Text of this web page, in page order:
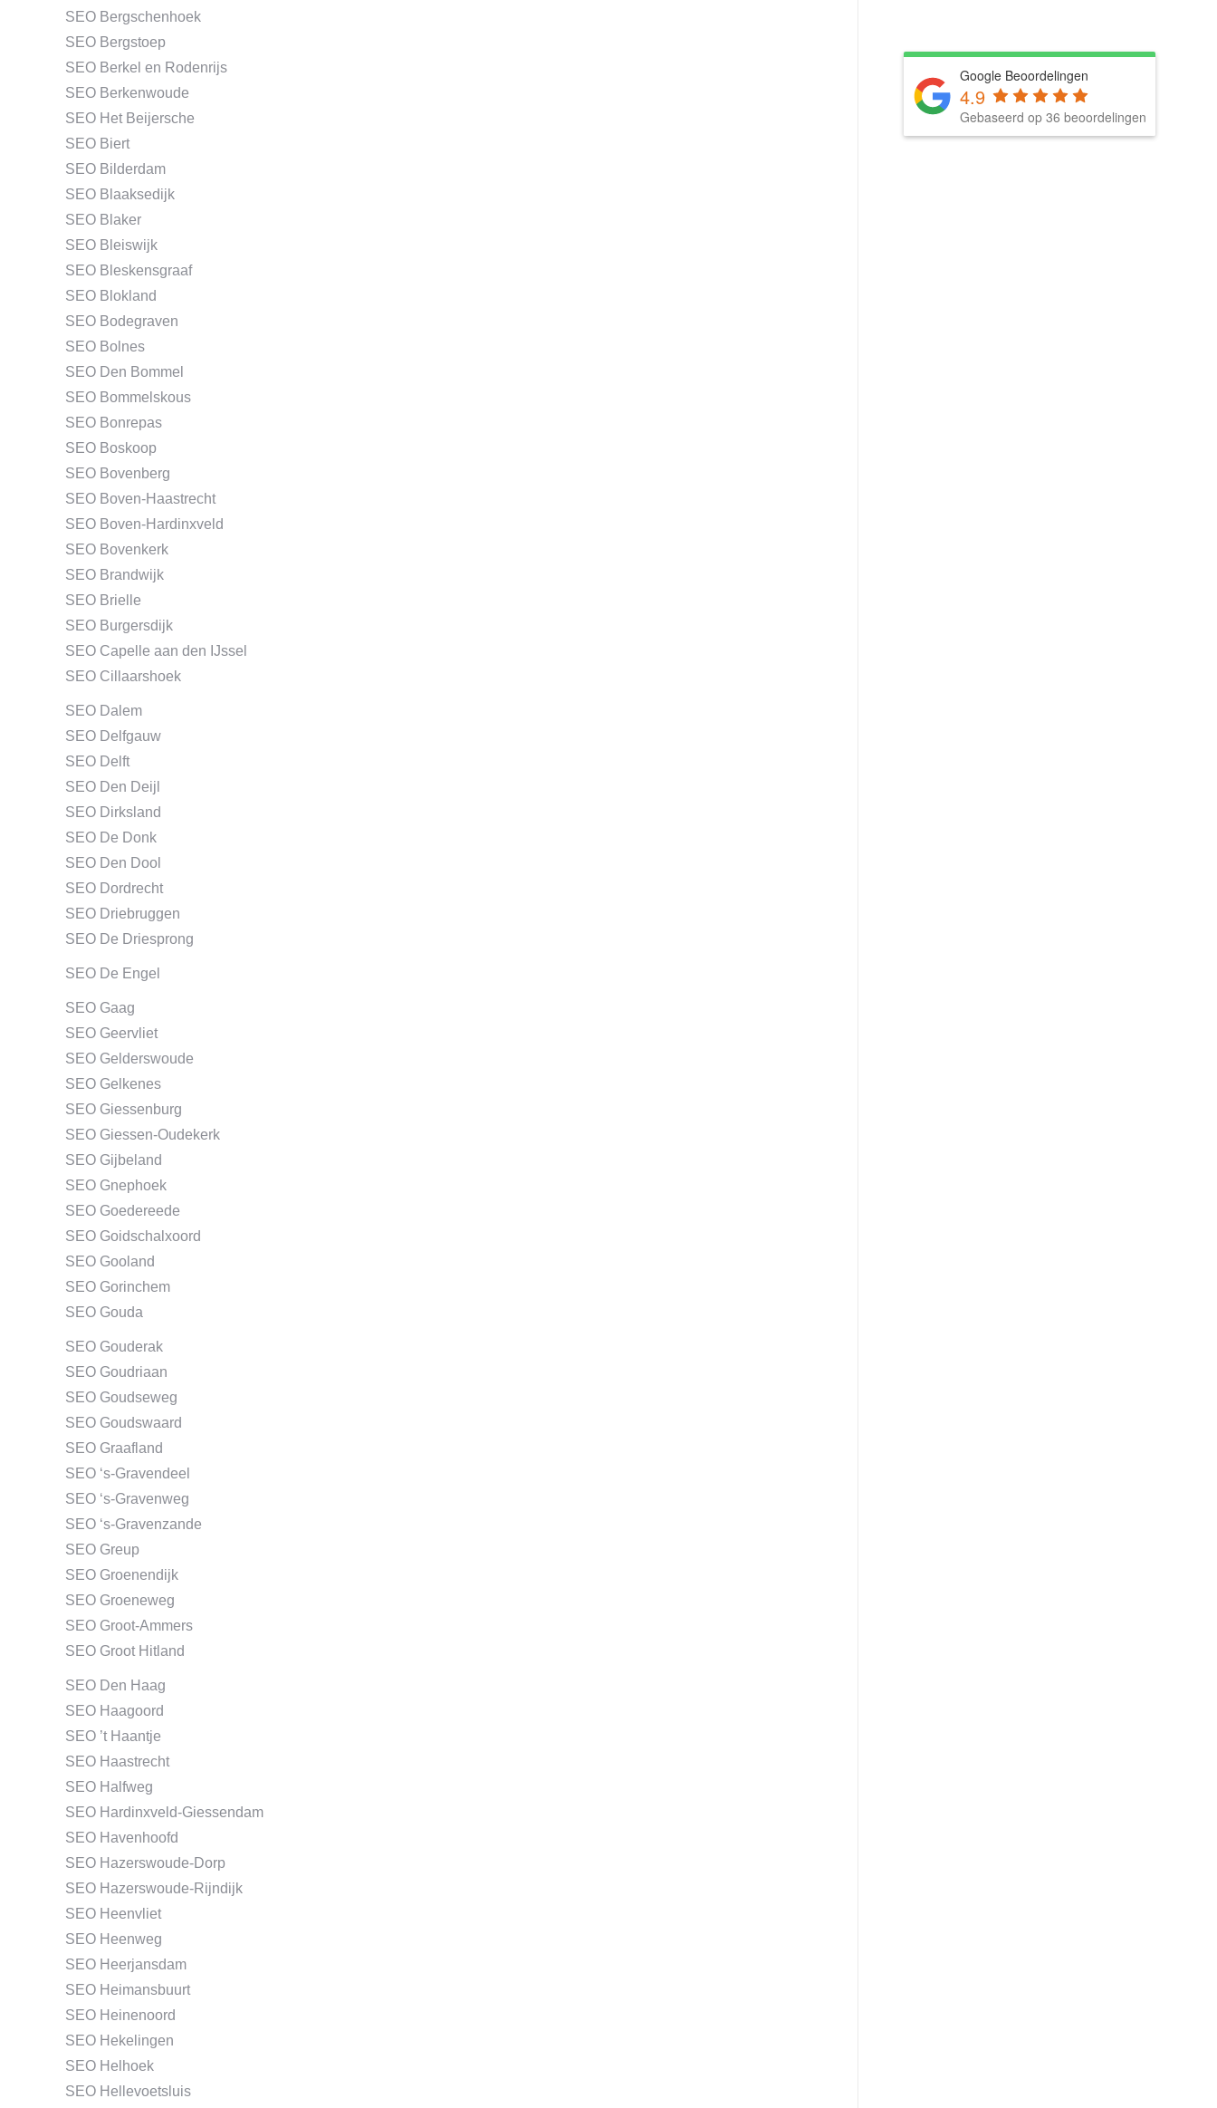
SEO Bergschenhoek
SEO Bergstoep
SEO Berkel en Rodenrijs
SEO Berkenwoude
SEO Het Beijersche
SEO Biert
SEO Bilderdam
SEO Blaaksedijk
SEO Blaker
SEO Bleiswijk
SEO Bleskensgraaf
SEO Blokland
SEO Bodegraven
SEO Bolnes
SEO Den Bommel
SEO Bommelskous
SEO Bonrepas
SEO Boskoop
SEO Bovenberg
SEO Boven-Haastrecht
SEO Boven-Hardinxveld
SEO Bovenkerk
SEO Brandwijk
SEO Brielle
SEO Burgersdijk
SEO Capelle aan den IJssel
SEO Cillaarshoek
SEO Dalem
SEO Delfgauw
SEO Delft
SEO Den Deijl
SEO Dirksland
SEO De Donk
SEO Den Dool
SEO Dordrecht
SEO Driebruggen
SEO De Driesprong
SEO De Engel
SEO Gaag
SEO Geervliet
SEO Gelderswoude
SEO Gelkenes
SEO Giessenburg
SEO Giessen-Oudekerk
SEO Gijbeland
SEO Gnephoek
SEO Goedereede
SEO Goidschalxoord
SEO Gooland
SEO Gorinchem
SEO Gouda
SEO Gouderak
SEO Goudriaan
SEO Goudseweg
SEO Goudswaard
SEO Graafland
SEO ‘s-Gravendeel
SEO ‘s-Gravenweg
SEO ‘s-Gravenzande
SEO Greup
SEO Groenendijk
SEO Groeneweg
SEO Groot-Ammers
SEO Groot Hitland
SEO Den Haag
SEO Haagoord
SEO ’t Haantje
SEO Haastrecht
SEO Halfweg
SEO Hardinxveld-Giessendam
SEO Havenhoofd
SEO Hazerswoude-Dorp
SEO Hazerswoude-Rijndijk
SEO Heenvliet
SEO Heenweg
SEO Heerjansdam
SEO Heimansbuurt
SEO Heinenoord
SEO Hekelingen
SEO Helhoek
SEO Hellevoetsluis
Google Beoordelingen
4.9
Gebaseerd op 36 beoordelingen